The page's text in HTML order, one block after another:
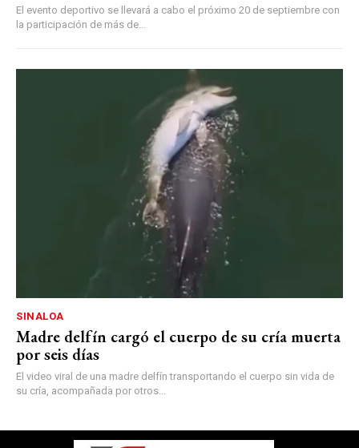
El evento deportivo se llevará a cabo el próximo 20 de septiembre con
la participación de más de...
SINALOA
Madre delfín cargó el cuerpo de su cría muerta
por seis días
El video viral de una madre delfín transportando el cuerpo sin vida de
su cría, acompañada por otros...